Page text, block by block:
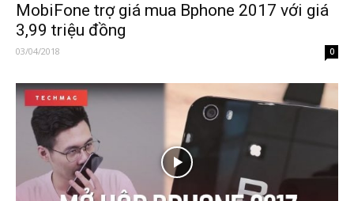
MobiFone trợ giá mua Bphone 2017 với giá
3,99 triệu đồng
03/04/2018 0